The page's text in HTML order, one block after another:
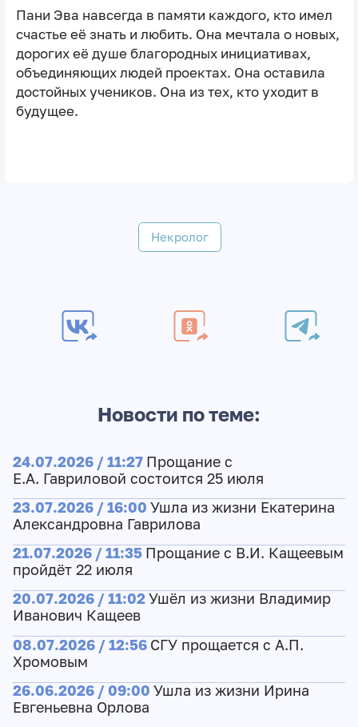
Пани Эва навсегда в памяти каждого, кто имел
счастье её знать и любить. Она мечтала о новых,
дорогих её душе благородных инициативах,
объединяющих людей проектах. Она оставила
достойных учеников. Она из тех, кто уходит в
будущее.
Некролог
Новости по теме:
24.07.2026 / 11:27 Прощание с
Е.А. Гавриловой состоится 25 июля
23.07.2026 / 16:00 Ушла из жизни Екатерина
Александровна Гаврилова
21.07.2026 / 11:35 Прощание с В.И. Кащеевым
пройдёт 22 июля
20.07.2026 / 11:02Ушёл из жизни Владимир
Иванович Кащеев
08.07.2026 / 12:56 СГУ прощается с А.П.
Хромовым
26.06.2026 / 09:00 Ушла из жизни Ирина
Евгеньевна Орлова